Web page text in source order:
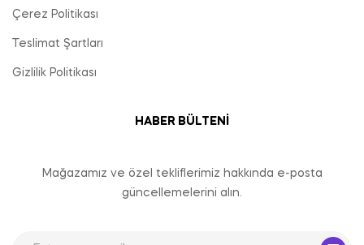
Çerez Politikası
Teslimat Şartları
Gizlilik Politikası
HABER BÜLTENI
Mağazamız ve özel tekliflerimiz hakkında e-posta
güncellemelerini alın.